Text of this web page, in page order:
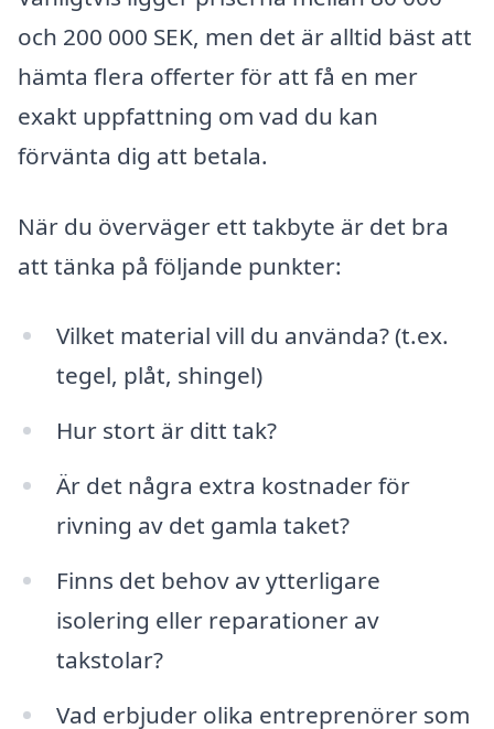
och 200 000 SEK, men det är alltid bäst att
hämta flera offerter för att få en mer
exakt uppfattning om vad du kan
förvänta dig att betala.
När du överväger ett takbyte är det bra
att tänka på följande punkter:
Vilket material vill du använda? (t.ex.
tegel, plåt, shingel)
Hur stort är ditt tak?
Är det några extra kostnader för
rivning av det gamla taket?
Finns det behov av ytterligare
isolering eller reparationer av
takstolar?
Vad erbjuder olika entreprenörer som